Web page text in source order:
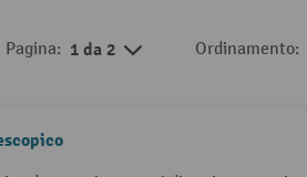
Pagina: 1 da 2 Ordinamento: